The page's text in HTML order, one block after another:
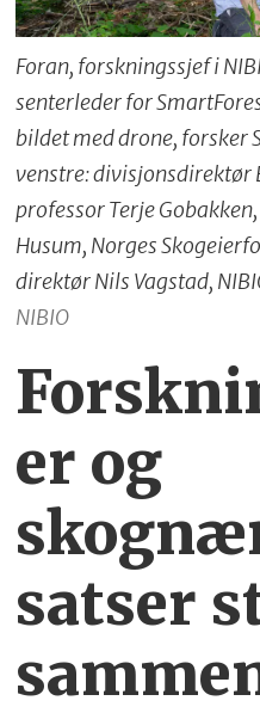
Foran, forskningssjef i
senterleder for
bildet med drone, forsker
venstre: divisjonsdirektør
professor Terje
Husum, Norges
direktør Nils Vagstad,
NIBIO
er og
satser